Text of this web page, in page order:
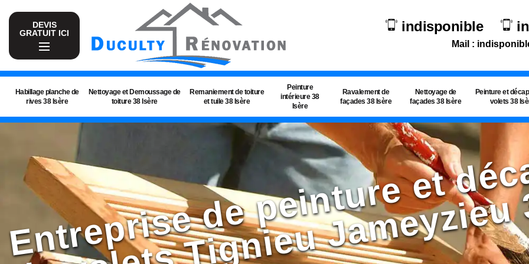
DEVIS
GRATUIT ICI
indisponible
Mail :
Habillage planche de
rives 38 Isère
Nettoyage et Demoussage de
toiture 38 Isère
Remaniement de toiture
et tuile 38 Isère
Peinture
intérieure 38
Isère
Ravalement de
façades 38 Isère
Nettoyage de
façades 38 Isère
Peinture et
volets 38